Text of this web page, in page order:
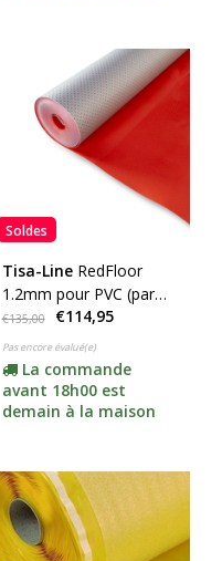
Soldes
Tisa-Line RedFloor
1.2mm pour PVC (par
rouleau de 15m2)
€135,00 €114,95
Pas encore évalué(e)
La commande
avant 18h00 est
demain à la maison